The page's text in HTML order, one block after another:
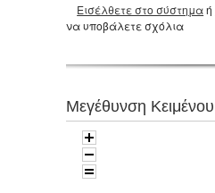
Εισέλθετε στο σύστημαή
να υποβάλετε σχόλια
Μεγέθυνση Κειμένου